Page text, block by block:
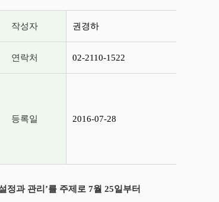
작성자 권경하
연락처 02-2110-1522
등록일 2016-07-28
과 관리’를 주제로 7월 25일부터